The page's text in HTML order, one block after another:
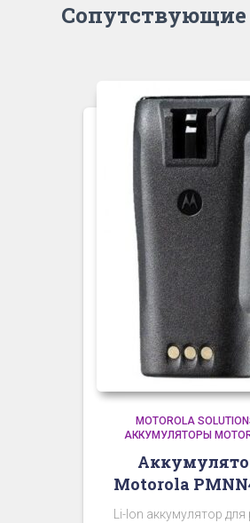
MOTOROLA
АККУМУЛЯТОРЫ
Motorola
Li-Ion аккумулятор для